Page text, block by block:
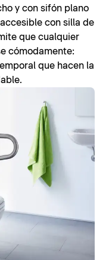
y con sifón plano
con silla de
que cualquier
cómodamente:
que hacen la